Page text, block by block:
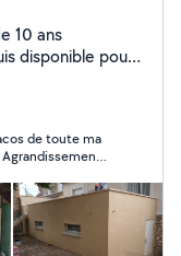
10 ans
disponible pour
à me